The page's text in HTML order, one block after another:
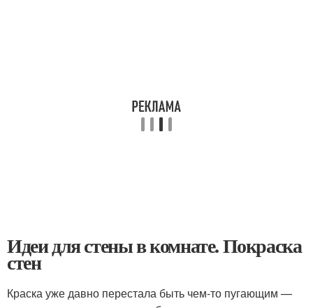
Идеи для стены в комнате. Покраска
стен
Краска уже давно перестала быть чем-то пугающим —